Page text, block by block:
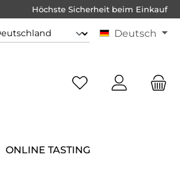
Höchste Sicherheit beim Einkauf
Deutsch
ONLINE TASTING